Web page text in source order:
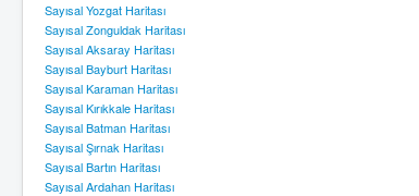
Sayısal Yozgat Haritası
Sayısal Zonguldak Haritası
Sayısal Aksaray Haritası
Sayısal Bayburt Haritası
Sayısal Karaman Haritası
Sayısal Kırıkkale Haritası
Sayısal Batman Haritası
Sayısal Şırnak Haritası
Sayısal Bartın Haritası
Sayısal Ardahan Haritası